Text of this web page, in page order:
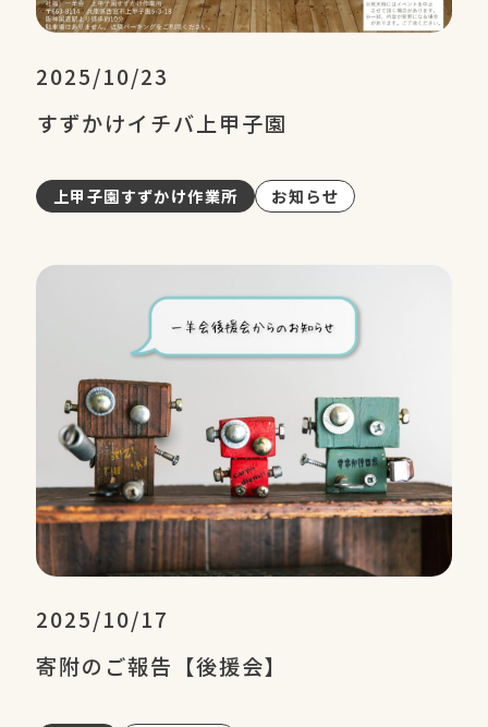
2025/10/23
すずかけイチバ上甲子園
上甲子園すずかけ作業所 お知らせ
2025/10/17
寄附のご報告【後援会】